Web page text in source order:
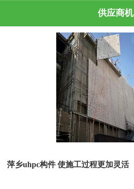
供应商机
萍乡uhpc构件 使施工过程更加灵活